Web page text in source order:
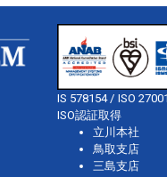
IS 578154 / ISO 27001
ISO認証取得
立川本社
鳥取支店
三島支店